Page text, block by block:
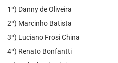
1º) Danny de Oliveira
2º) Marcinho Batista
3º) Luciano Frosi China
4º) Renato Bonfantti